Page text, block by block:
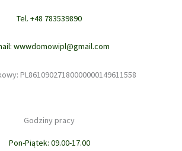
Tel. +48 783539890
wwwdomowipl@gmail.com
PL86109027180000000149611558
Godziny pracy
Pon-Piątek: 09.00-17.00